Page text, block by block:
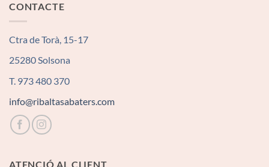
CONTACTE
Ctra de Torà, 15-17
25280 Solsona
T. 973 480 370
info@ribaltasabaters.com
ATENCIÓ AL CLIENT